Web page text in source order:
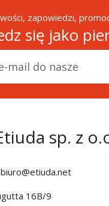
zapowiedzi,
się jako
sp. z
biuro@etiuda.net
16B/9